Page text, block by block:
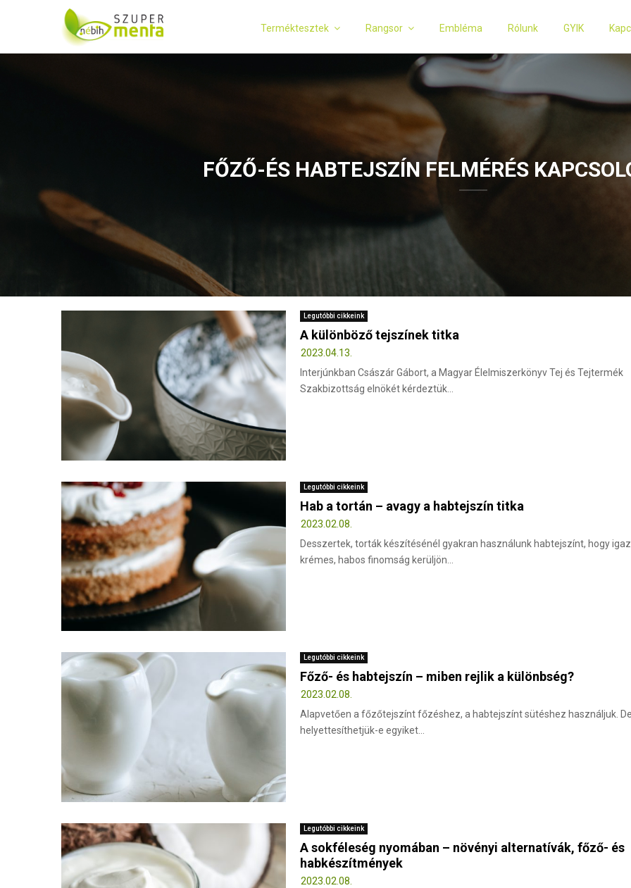
Terméktesztek Rangsor Embléma Rólunk GYIK
FŐZŐ-ÉS HABTEJSZÍN FELMÉRÉS
Legutóbbi cikkeink
A különböző tejszínek titka
2023.04.13.
Interjúnkban Császár Gábort, a Magyar Élelmiszerkönyv Tej és Tejtermék
Szakbizottság elnökét kérdeztük...
Legutóbbi cikkeink
Hab a tortán – avagy a habtejszín titka
2023.02.08.
Desszertek, torták készítésénél gyakran használunk habtejszínt, hogy
krémes, habos finomság kerüljön...
Legutóbbi cikkeink
Főző- és habtejszín – miben rejlik a különbség?
2023.02.08.
Alapvetően a főzőtejszínt főzéshez, a habtejszínt sütéshez használjuk.
helyettesíthetjük-e egyiket...
Legutóbbi cikkeink
A sokféleség nyomában – növényi alternatívák, főző- és
habkészítmények
2023.02.08.